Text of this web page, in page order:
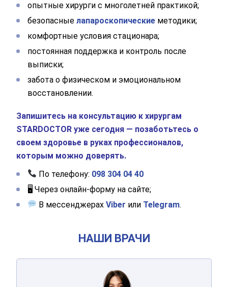
опытные хирурги с многолетней практикой;
безопасные лапароскопические методики;
комфортные условия стационара;
постоянная поддержка и контроль после
выписки;
забота о физическом и эмоциональном
восстановлении.
Запишитесь на консультацию к хирургам
STARDOCTOR уже сегодня — позаботьтесь о
своем здоровье в руках профессионалов,
которым можно доверять.
По телефону: 098 304 04 40
🖥 Через онлайн-форму на сайте;
В мессенджерахViber или Telegram.
НАШИ ВРАЧИ
СТОЯН
Оставьте ваши контактные
Спасибо!
Мы получили ваше обращение.